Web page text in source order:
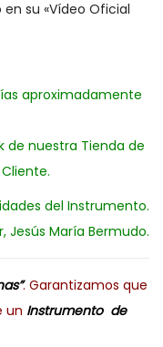
su «Vídeo Oficial
aproximadamente
de nuestra Tienda de
del Instrumento.
Jesús María Bermudo.
. Garantizamos que
un Instrumento de